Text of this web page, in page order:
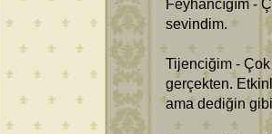
Feyhancığım -
sevindim.
Tijenciğim -
gerçekten.
ama dediğin